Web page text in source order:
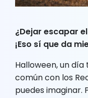
¿Dejar escapar
¡Eso sí que da
Halloween, un
común con los
puedes imaginar.